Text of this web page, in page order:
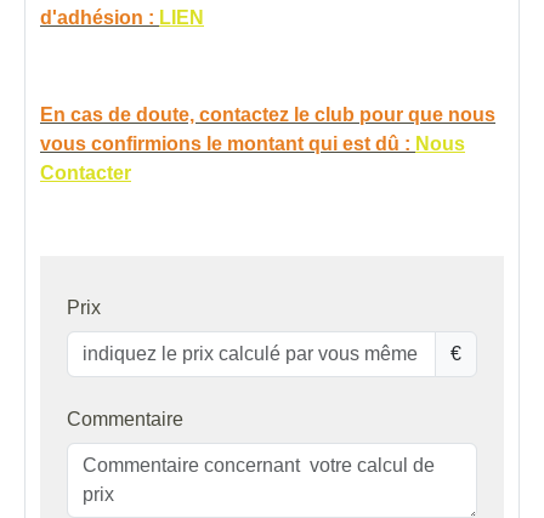
d'adhésion : LIEN
En cas de doute, contactez le club pour que nous
vous confirmions le montant qui est dû : Nous
Contacter
Prix
€
Commentaire